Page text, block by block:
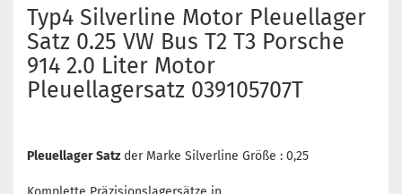
Typ4 Silverline Motor Pleuellager
Satz 0.25 VW Bus T2 T3 Porsche
914 2.0 Liter Motor
Pleuellagersatz 039105707T
Pleuellager Satz der Marke Silverline Größe : 0,25